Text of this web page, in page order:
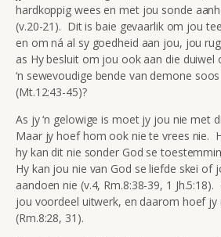
hardkoppig wees en met jou sonde
(v.20-21). Dit is baie gevaarlik om jou
en om ná al sy goedheid aan jou, jou
as Hy besluit om jou ook aan die
‘n sewevoudige bende van demone
(Mt.12:43-45)?
As jy ‘n gelowige is moet jy jou nie met
Maar jy hoef hom ook nie te vrees nie.
hy kan dit nie sonder God se
Hy kan jou nie van God se liefde skei of
aandoen nie (v.4, Rm.8:38-39, 1
jou voordeel uitwerk, en daarom hoef jy
(Rm.8:28, 31).